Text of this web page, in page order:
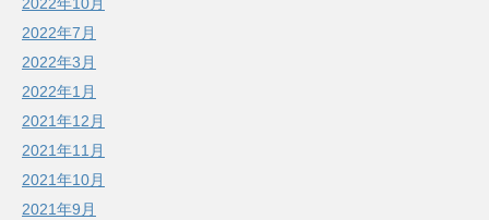
2022年7月
2022年3月
2022年1月
2021年12月
2021年11月
2021年10月
2021年9月